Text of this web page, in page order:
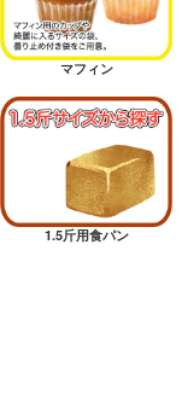
マフィン
1.5斤用食パン